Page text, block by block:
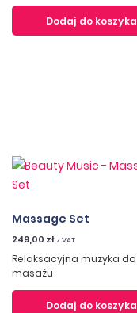
Dodaj do koszyka
Massage Set
249,00 zł z VAT
Relaksacyjna muzyka do
masażu
Dodaj do koszyka